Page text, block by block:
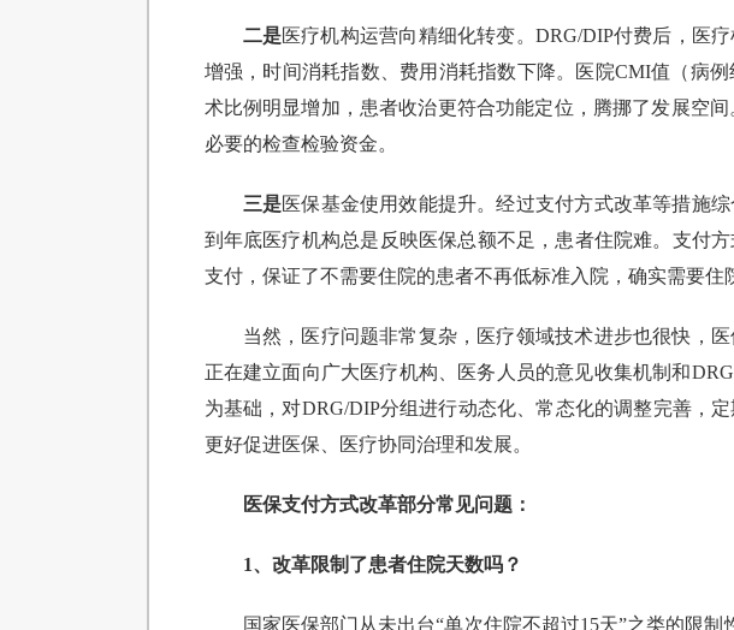
二是医疗机构运营向精细化转变。DRG/DIP付费后，医
增强，时间消耗指数、费用消耗指数下降。医院CMI值（病
术比例明显增加，患者收治更符合功能定位，腾挪了发展空
必要的检查检验资金。
三是医保基金使用效能提升。经过支付方式改革等措施
到年底医疗机构总是反映医保总额不足，患者住院难。支付
支付，保证了不需要住院的患者不再低标准入院，确实需要住
当然，医疗问题非常复杂，医疗领域技术进步也很快，
正在建立面向广大医疗机构、医务人员的意见收集机制和
为基础，对DRG/DIP分组进行动态化、常态化的调整完善，
更好促进医保、医疗协同治理和发展。
医保支付方式改革部分常见问题：
1、改革限制了患者住院天数吗？
国家医保部门从未出台“单次住院不超过15天”之类的限